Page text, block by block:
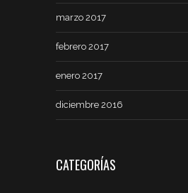
marzo 2017
febrero 2017
enero 2017
diciembre 2016
CATEGORÍAS